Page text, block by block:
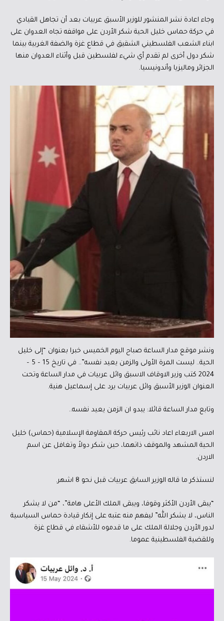
وجاء اعادة نشر المنشور للوزير الأسبق عربيات بعد أن تجاهل القيادي
في حركة حماس خليل الحية شكر الأردن على مواقفه تجاه العدوان على
ابناء الشعب الفلسطيني الشقيق في قطاع غزة والضفة الغربية بينما
شكر دول أخرى لم تقدم أي شيء لفلسطين قبل وأثناء العدوان منها
الجزائر وماليزيا وأندونيسيا.
ونشر موقع مدار الساعة صباح اليوم الخميس خبرا بعنوان “إلى خليل
الحية.. ليست المرة الأولى والزمن يعيد نفسه”.. في تاريخ 15 – 5 –
2024 كتب وزير الاوقاف الاسبق وائل عربيات في مدار الساعة وتحت
العنوان الوزير الأسبق وائل عربيات يرد على إسماعيل هنية.
وتابع مدار الساعة قائلا: يبدو ان الزمن يعيد نفسه..
امس الاربعاء اعاد نائب رئيس حركة المقاومة الإسلامية (حماس) خليل
الحية المشهد والموقف ذاتهما، حين شكر دولاً وتغافل عن اسم
الاردن.
لنستذكر ما قاله الوزير السابق عربيات قبل نحو 8 اشهر.
“يبقى الأردن الأكثر وقوفا، ويبقى الملك الأعلى هامة”، “من لا يشكر
الناس، لا يشكر الله” ليفهم منه عتبه على إنكار قيادة حماس السياسية
لدور الأردن وجلالة الملك على ما قدموه للأشقاء في قطاع غزة
وللقضية الفلسطينية عموما.